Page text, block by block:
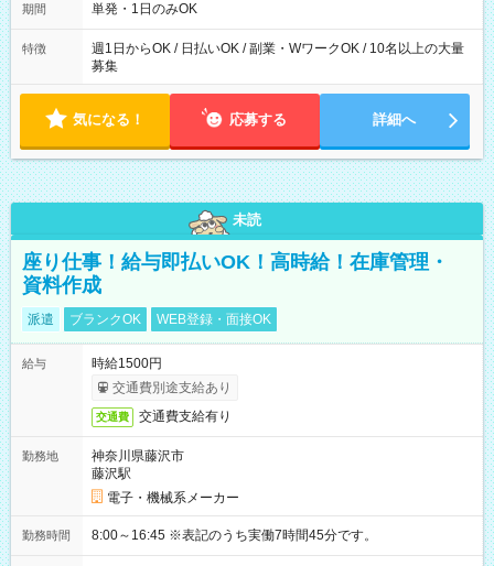
期間 単発・1日のみOK
特徴
週1日からOK / 日払いOK / 副業・WワークOK / 10名以上の大量
募集
気になる！ 応募する 詳細へ
未読
座り仕事！給与即払いOK！高時給！在庫管理・
資料作成
派遣 ブランクOK WEB登録・面接OK
給与
時給1500円
交通費別途支給あり
交通費 交通費支給有り
勤務地
神奈川県藤沢市
藤沢駅
電子・機械系メーカー
勤務時間 8:00～16:45 ※表記のうち実働7時間45分です。